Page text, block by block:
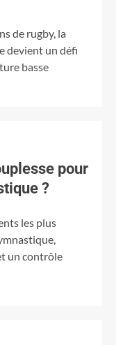
de rugby, la
devient un défi
basse
pour
?
les plus
un contrôle